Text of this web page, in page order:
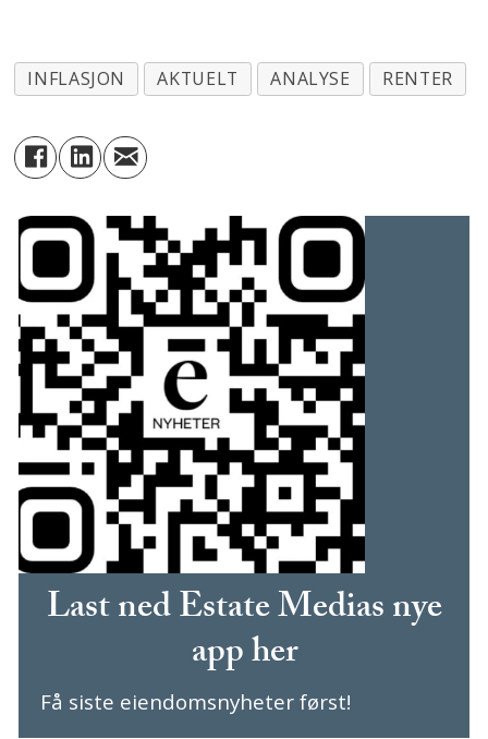
INFLASJON AKTUELT ANALYSE RENTER
Last ned Estate Medias nye
app her
Få siste eiendomsnyheter først!